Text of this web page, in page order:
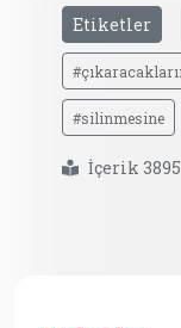
Etiketler
#silinmesine
İçerik